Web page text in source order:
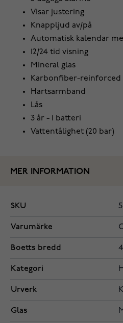
Visar justering
Knappljud av/på
Automatisk kalendar
12/24 tid visning
Mineral glas
Karbonfiber-reinforced
Hartsarmband
Lås
3 år - 1 batteri
Vattentålighet (20 bar)
MER INFORMATION
SKU
Varumärke
Boetts bredd
Kategori
Urverk
Glas